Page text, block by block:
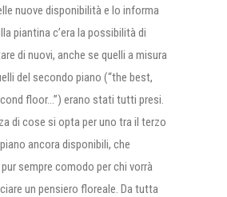
nuove disponibilità e lo informa
piantina c’era la possibilità di
di nuovi, anche se quelli a misura
del secondo piano (“the best,
floor…”) erano stati tutti presi.
di cose si opta per uno tra il terzo
ancora disponibili, che
sempre comodo per chi vorrà
un pensiero floreale. Da tutta